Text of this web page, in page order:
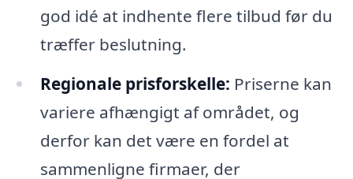
god idé at indhente flere tilbud før du
træffer beslutning.
Regionale prisforskelle: Priserne kan
variere afhængigt af området, og
derfor kan det være en fordel at
sammenligne firmaer, der